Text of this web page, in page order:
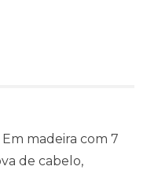
Em madeira com 7
de cabelo,